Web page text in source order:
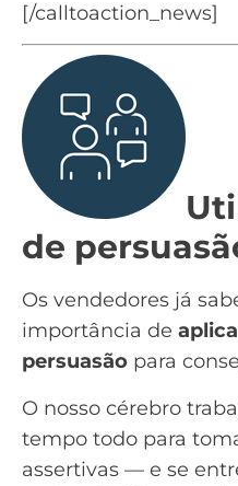
[/calltoaction_news]
de
Os vendedores já
importância de
persuasão para
O nosso cérebro
tempo todo para
assertivas — e se